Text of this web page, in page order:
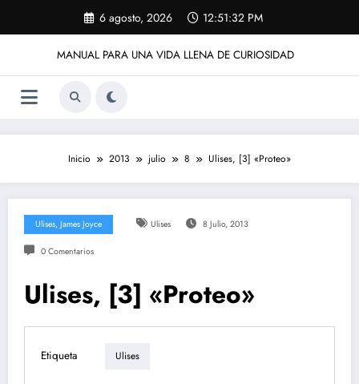
contenido
6 agosto, 2026 12:51:32 PM
MANUAL PARA UNA VIDA LLENA DE CURIOSIDAD
Inicio 2013 julio 8 Ulises, [3] «Proteo»
Ulises, James Joyce Ulises 8 Julio, 2013
0 Comentarios
Ulises, [3] «Proteo»
Etiqueta Ulises